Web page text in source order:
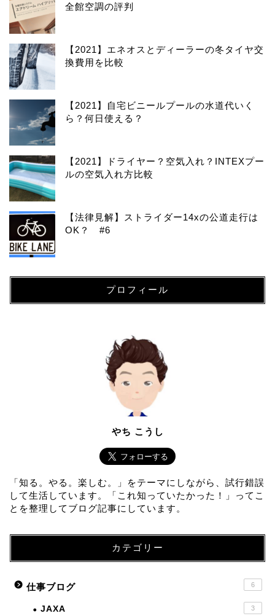
全館空調の評判
【2021】エネオスとディーラーの冬タイヤ交
換費用を比較
【2021】自宅ビニールプールの水道代いく
ら？何日使える？
【2021】ドライヤー？空気入れ？INTEXプー
ルの空気入れ方比較
【法律見解】ストライダー14xの公道走行は
OK？ #6
プロフィール
やち こうし
「知る。やる。楽しむ。」をテーマにしながら、試行錯誤
して生活しています。「これ知っていたかった！」ってこ
とを整理してブログ記事にしています。
カテゴリー
仕事ブログ 6
JAXA 3